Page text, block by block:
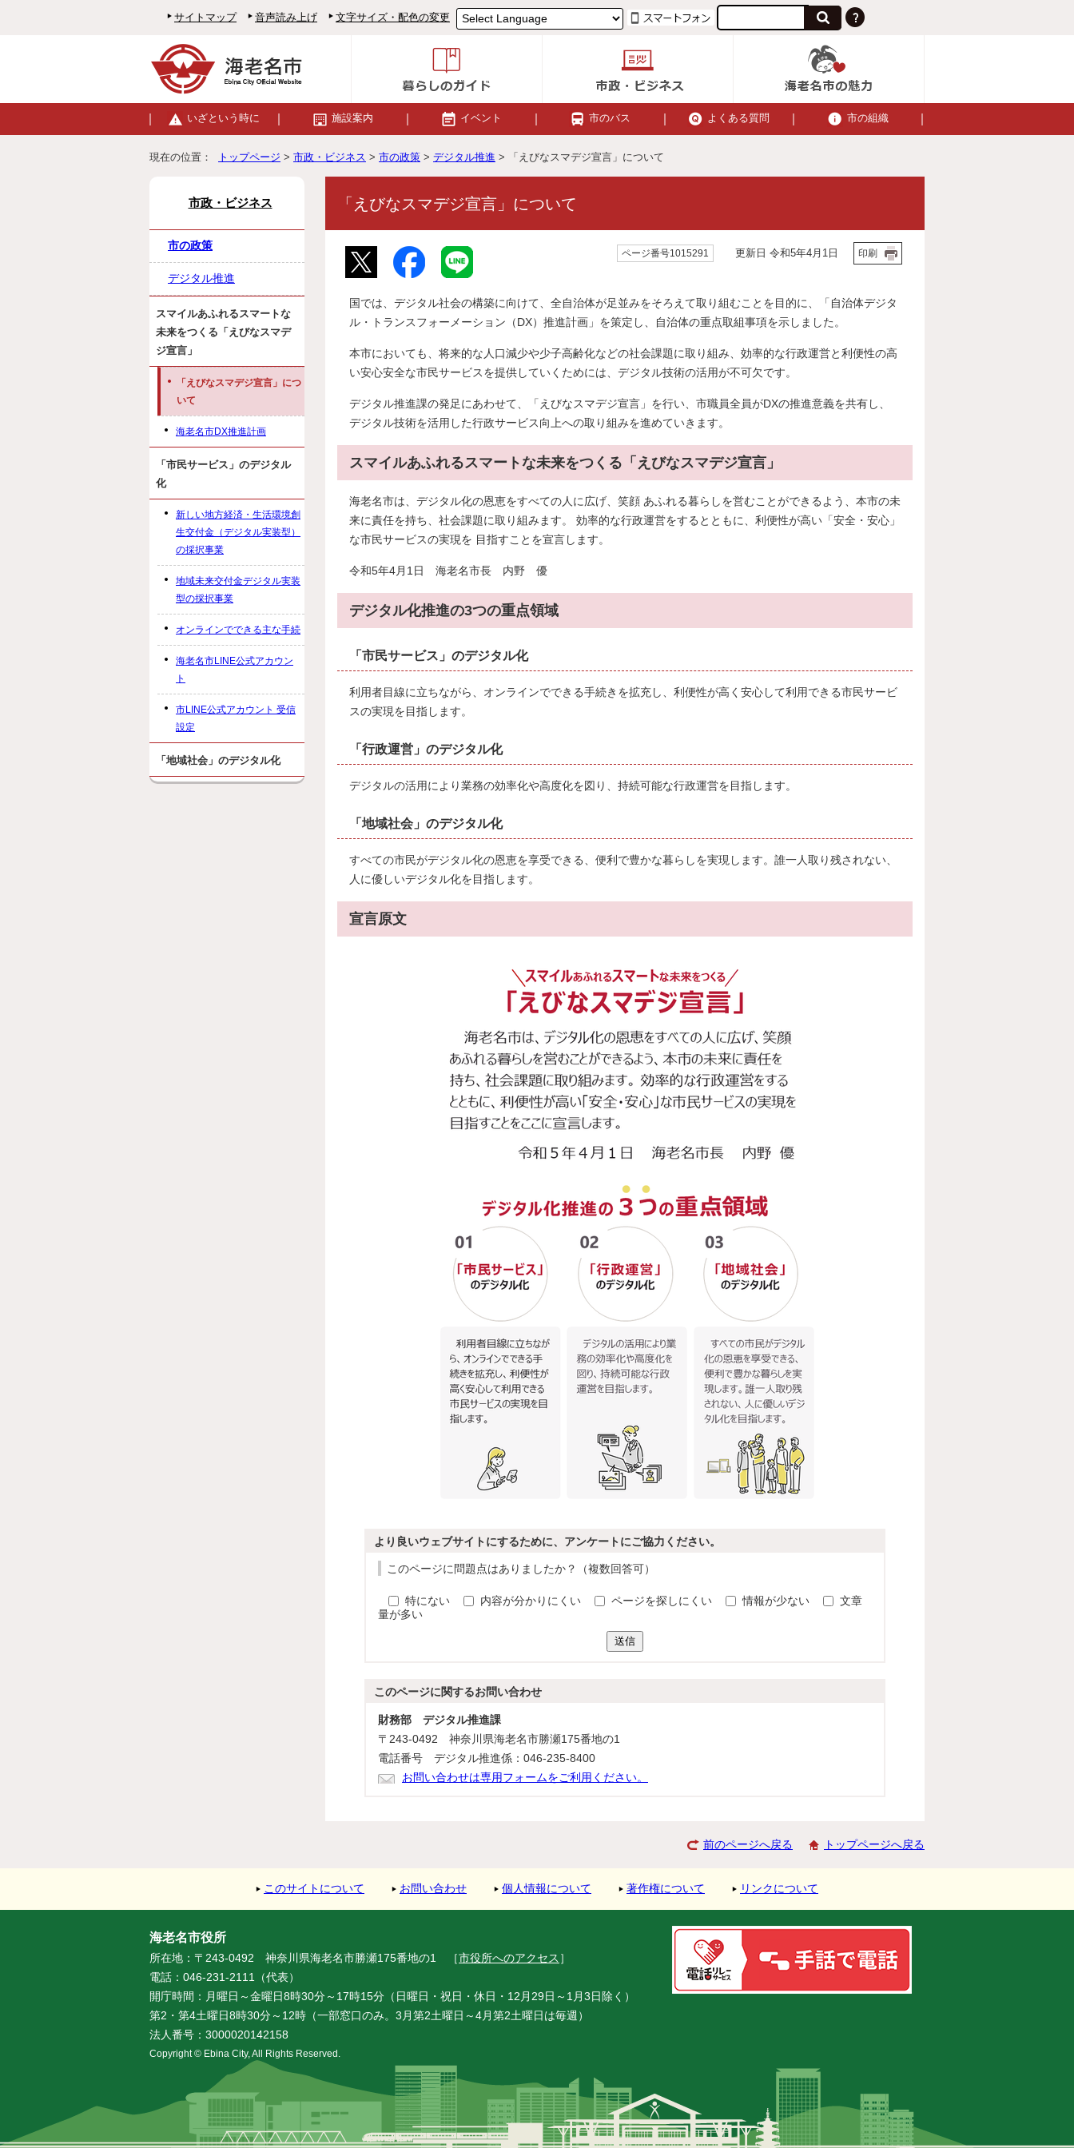
サイトマップ 音声読み上げ 文字サイズ・配色の変更
いざという時に 施設案内 イベント 市のバス よくある質問 市の組織
現在の位置： トップページ > 市政・ビジネス > 市の政策 > デジタル推進 > 「えびなスマデジ宣言」について
「えびなスマデジ宣言」について
ページ番号1015291 更新日 令和5年4月1日 印刷
国では、デジタル社会の構築に向けて、全自治体が足並みをそろえて取り組むことを目的に、「自治体デジタ
ル・トランスフォーメーション（DX）推進計画」を策定し、自治体の重点取組事項を示しました。
本市においても、将来的な人口減少や少子高齢化などの社会課題に取り組み、効率的な行政運営と利便性の高
い安心安全な市民サービスを提供していくためには、デジタル技術の活用が不可欠です。
デジタル推進課の発足にあわせて、「えびなスマデジ宣言」を行い、市職員全員がDXの推進意義を共有し、
デジタル技術を活用した行政サービス向上への取り組みを進めていきます。
スマイルあふれるスマートな未来をつくる「えびなスマデジ宣言」
海老名市は、デジタル化の恩恵をすべての人に広げ、笑顔 あふれる暮らしを営むことができるよう、本市の未
来に責任を持ち、社会課題に取り組みます。 効率的な行政運営をするとともに、利便性が高い「安全・安心」
な市民サービスの実現を 目指すことを宣言します。
令和5年4月1日 海老名市長 内野 優
デジタル化推進の3つの重点領域
「市民サービス」のデジタル化
利用者目線に立ちながら、オンラインでできる手続きを拡充し、利便性が高く安心して利用できる市民サービ
スの実現を目指します。
「行政運営」のデジタル化
デジタルの活用により業務の効率化や高度化を図り、持続可能な行政運営を目指します。
「地域社会」のデジタル化
すべての市民がデジタル化の恩恵を享受できる、便利で豊かな暮らしを実現します。誰一人取り残されない、
人に優しいデジタル化を目指します。
宣言原文
より良いウェブサイトにするために、アンケートにご協力ください。
このページに問題点はありましたか？（複数回答可）
特にない 内容が分かりにくい ページを探しにくい 情報が少ない
文章
量が多い
送信
このページに関するお問い合わせ
財務部 デジタル推進課
〒243-0492 神奈川県海老名市勝瀬175番地の1
電話番号 デジタル推進係：046-235-8400
お問い合わせは専用フォームをご利用ください。
市政・ビジネス
市の政策
デジタル推進
スマイルあふれるスマートな
未来をつくる「えびなスマデ
ジ宣言」
「えびなスマデジ宣言」につ
いて
海老名市DX推進計画
「市民サービス」のデジタル
化
新しい地方経済・生活環境創
生交付金（デジタル実装型）
の採択事業
地域未来交付金デジタル実装
型の採択事業
オンラインでできる主な手続
海老名市LINE公式アカウン
ト
市LINE公式アカウント 受信
設定
「地域社会」のデジタル化
前のページへ戻る トップページへ戻る
このサイトについて お問い合わせ 個人情報について 著作権について リンクについて
海老名市役所
所在地：〒243-0492 神奈川県海老名市勝瀬175番地の1 ［市役所へのアクセス ］
電話：046-231-2111（代表）
開庁時間：月曜日～金曜日8時30分～17時15分（日曜日・祝日・休日・12月29日～1月3日除く）
第2・第4土曜日8時30分～12時（一部窓口のみ。3月第2土曜日～4月第2土曜日は毎週）
法人番号：3000020142158
Copyright © Ebina City, All Rights Reserved.